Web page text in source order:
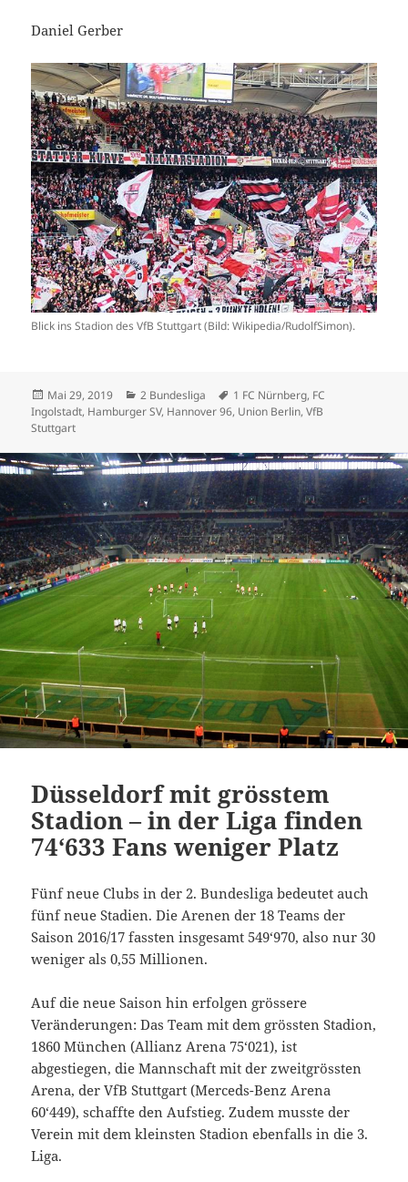
Daniel Gerber
Blick ins Stadion des VfB Stuttgart (Bild: Wikipedia/RudolfSimon).
Veröffentlicht
am
Mai 29, 2019 Kategorien
2 Bundesliga Schlagwörter
1 FC Nürnberg, FC
Ingolstadt, Hamburger SV, Hannover 96, Union Berlin,VfB
Stuttgart
Düsseldorf mit grösstem
Stadion – in der Liga finden
74‘633 Fans weniger Platz
Fünf neue Clubs in der 2. Bundesliga bedeutet auch
fünf neue Stadien. Die Arenen der 18 Teams der
Saison 2016/17 fassten insgesamt 549‘970, also nur 30
weniger als 0,55 Millionen.
Auf die neue Saison hin erfolgen grössere
Veränderungen: Das Team mit dem grössten Stadion,
1860 München (Allianz Arena 75‘021), ist
abgestiegen, die Mannschaft mit der zweitgrössten
Arena, der VfB Stuttgart (Merceds-Benz Arena
60‘449), schaffte den Aufstieg. Zudem musste der
Verein mit dem kleinsten Stadion ebenfalls in die 3.
Liga.